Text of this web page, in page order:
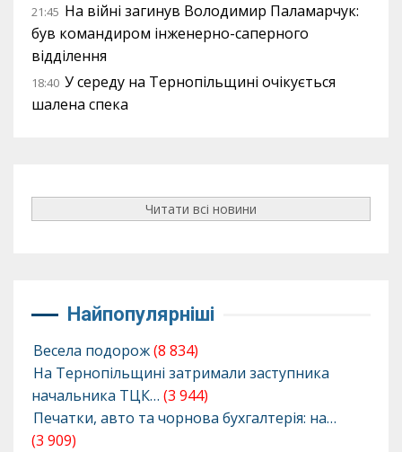
21:45 На війні загинув Володимир Паламарчук:
був командиром інженерно-саперного
відділення
18:40 У середу на Тернопільщині очікується
шалена спека
Читати всі новини
Найпопулярніші
Весела подорож(8 834)
На Тернопільщині затримали заступника
начальника ТЦК… (3 944)
Печатки, авто та чорнова бухгалтерія: на…
(3 909)